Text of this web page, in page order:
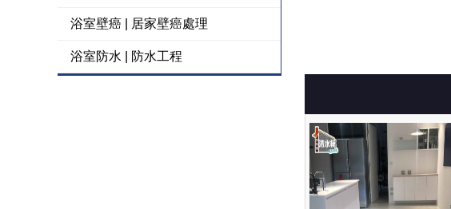
浴室壁癌 | 居家壁癌處理
浴室防水 | 防水工程